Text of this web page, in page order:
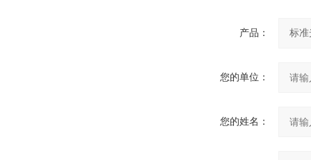
产品：
您的单位：
您的姓名：